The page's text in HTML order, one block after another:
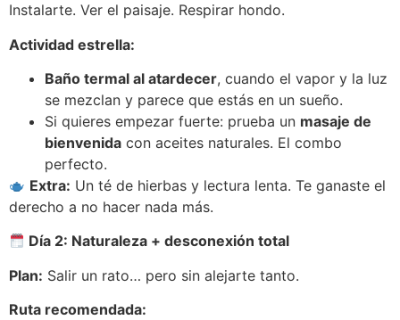
Instalarte. Ver el paisaje. Respirar hondo.
Actividad estrella:
Baño termal al atardecer, cuando el vapor y la luz
se mezclan y parece que estás en un sueño.
Si quieres empezar fuerte: prueba un masaje de
bienvenida con aceites naturales. El combo
perfecto.
Extra: Un té de hierbas y lectura lenta. Te ganaste el
derecho a no hacer nada más.
Día 2: Naturaleza + desconexión total
Plan: Salir un rato… pero sin alejarte tanto.
Ruta recomendada: